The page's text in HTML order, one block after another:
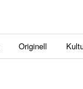
Originell